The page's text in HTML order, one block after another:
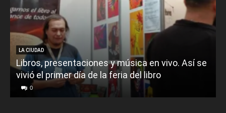
LA CIUDAD
Libros, presentaciones y música en vivo. Así se
vivió el primer día de la feria del libro
0